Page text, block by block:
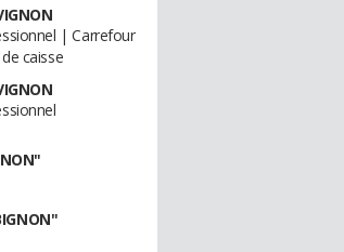
| Carrefour
caisse